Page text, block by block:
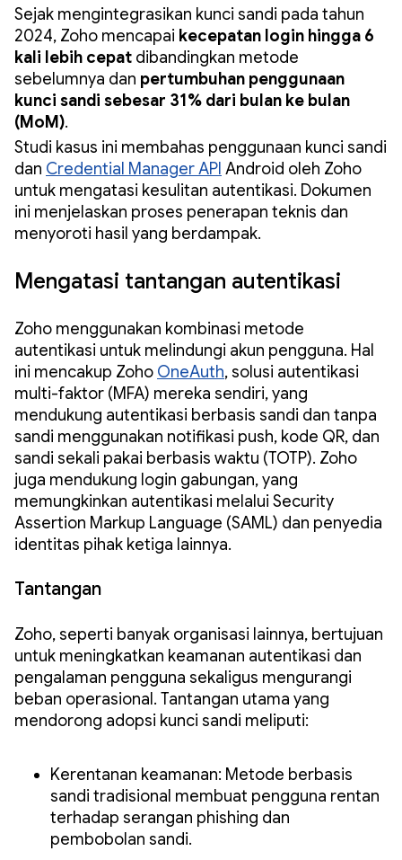
Sejak mengintegrasikan kunci sandi pada tahun
2024, Zoho mencapai kecepatan login hingga 6
kali lebih cepat dibandingkan metode
sebelumnya dan pertumbuhan penggunaan
kunci sandi sebesar 31% dari bulan ke bulan
(MoM).
Studi kasus ini membahas penggunaan kunci sandi
dan Credential Manager API Android oleh Zoho
untuk mengatasi kesulitan autentikasi. Dokumen
ini menjelaskan proses penerapan teknis dan
menyoroti hasil yang berdampak.
Mengatasi tantangan autentikasi
Zoho menggunakan kombinasi metode
autentikasi untuk melindungi akun pengguna. Hal
ini mencakup Zoho OneAuth, solusi autentikasi
multi-faktor (MFA) mereka sendiri, yang
mendukung autentikasi berbasis sandi dan tanpa
sandi menggunakan notifikasi push, kode QR, dan
sandi sekali pakai berbasis waktu (TOTP). Zoho
juga mendukung login gabungan, yang
memungkinkan autentikasi melalui Security
Assertion Markup Language (SAML) dan penyedia
identitas pihak ketiga lainnya.
Tantangan
Zoho, seperti banyak organisasi lainnya, bertujuan
untuk meningkatkan keamanan autentikasi dan
pengalaman pengguna sekaligus mengurangi
beban operasional. Tantangan utama yang
mendorong adopsi kunci sandi meliputi:
Kerentanan keamanan: Metode berbasis
sandi tradisional membuat pengguna rentan
terhadap serangan phishing dan
pembobolan sandi.